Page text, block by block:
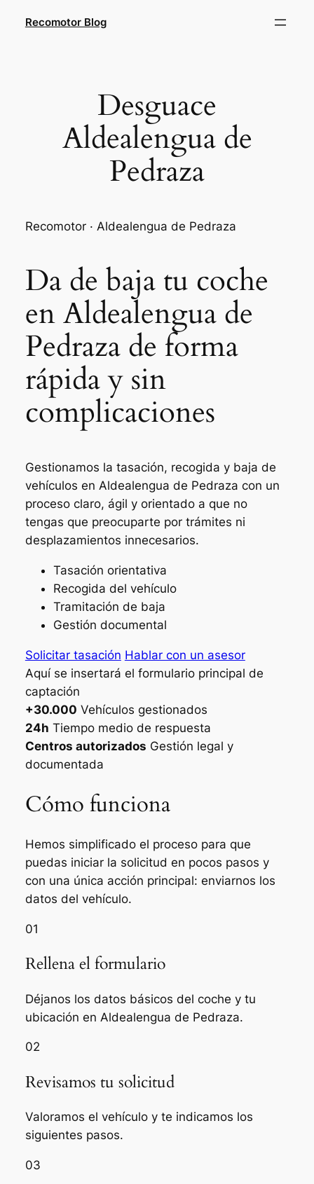
Recomotor Blog
Desguace
Aldealengua de
Pedraza
Recomotor · Aldealengua de Pedraza
Da de baja tu coche
en Aldealengua de
Pedraza de forma
rápida y sin
complicaciones
Gestionamos la tasación, recogida y baja de
vehículos en Aldealengua de Pedraza con un
proceso claro, ágil y orientado a que no
tengas que preocuparte por trámites ni
desplazamientos innecesarios.
Tasación orientativa
Recogida del vehículo
Tramitación de baja
Gestión documental
Solicitar tasación Hablar con un asesor
Aquí se insertará el formulario principal de
captación
+30.000 Vehículos gestionados
24h Tiempo medio de respuesta
Centros autorizados Gestión legal y
documentada
Cómo funciona
Hemos simplificado el proceso para que
puedas iniciar la solicitud en pocos pasos y
con una única acción principal: enviarnos los
datos del vehículo.
01
Rellena el formulario
Déjanos los datos básicos del coche y tu
ubicación en Aldealengua de Pedraza.
02
Revisamos tu solicitud
Valoramos el vehículo y te indicamos los
siguientes pasos.
03